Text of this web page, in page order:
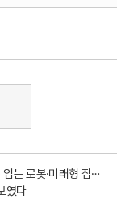
는 로봇·미래형 집…
였다